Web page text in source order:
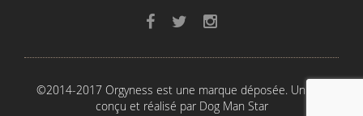
©2014-2017 Orgyness est une marque déposée. Un site
conçu et réalisé par Dog Man Star